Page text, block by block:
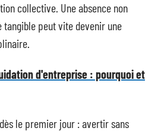
collective. Une absence non
tangible peut vite devenir une
d'entreprise : pourquoi et
le premier jour : avertir sans